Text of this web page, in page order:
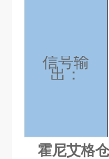
信号输
出：
霍尼艾格